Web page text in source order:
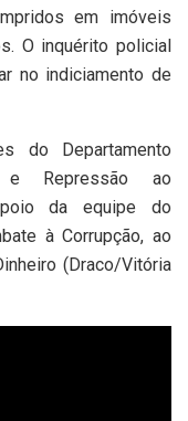
em imóveis
O inquérito policial
no indiciamento de
do Departamento
e Repressão ao
da equipe do
à Corrupção, ao
(Draco/Vitória